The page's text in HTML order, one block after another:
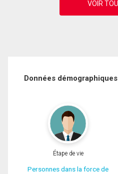
Données démographiques
Étape de vie
Personnes dans la force de